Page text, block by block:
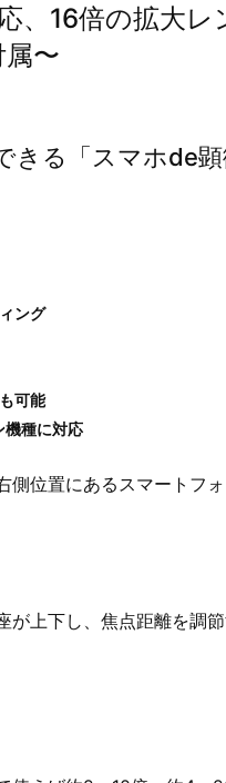
、16倍の拡大
〜
きる「スマホde
ング
可能
種に対応
位置にあるスマートフォ
上下し、焦点距離を調節